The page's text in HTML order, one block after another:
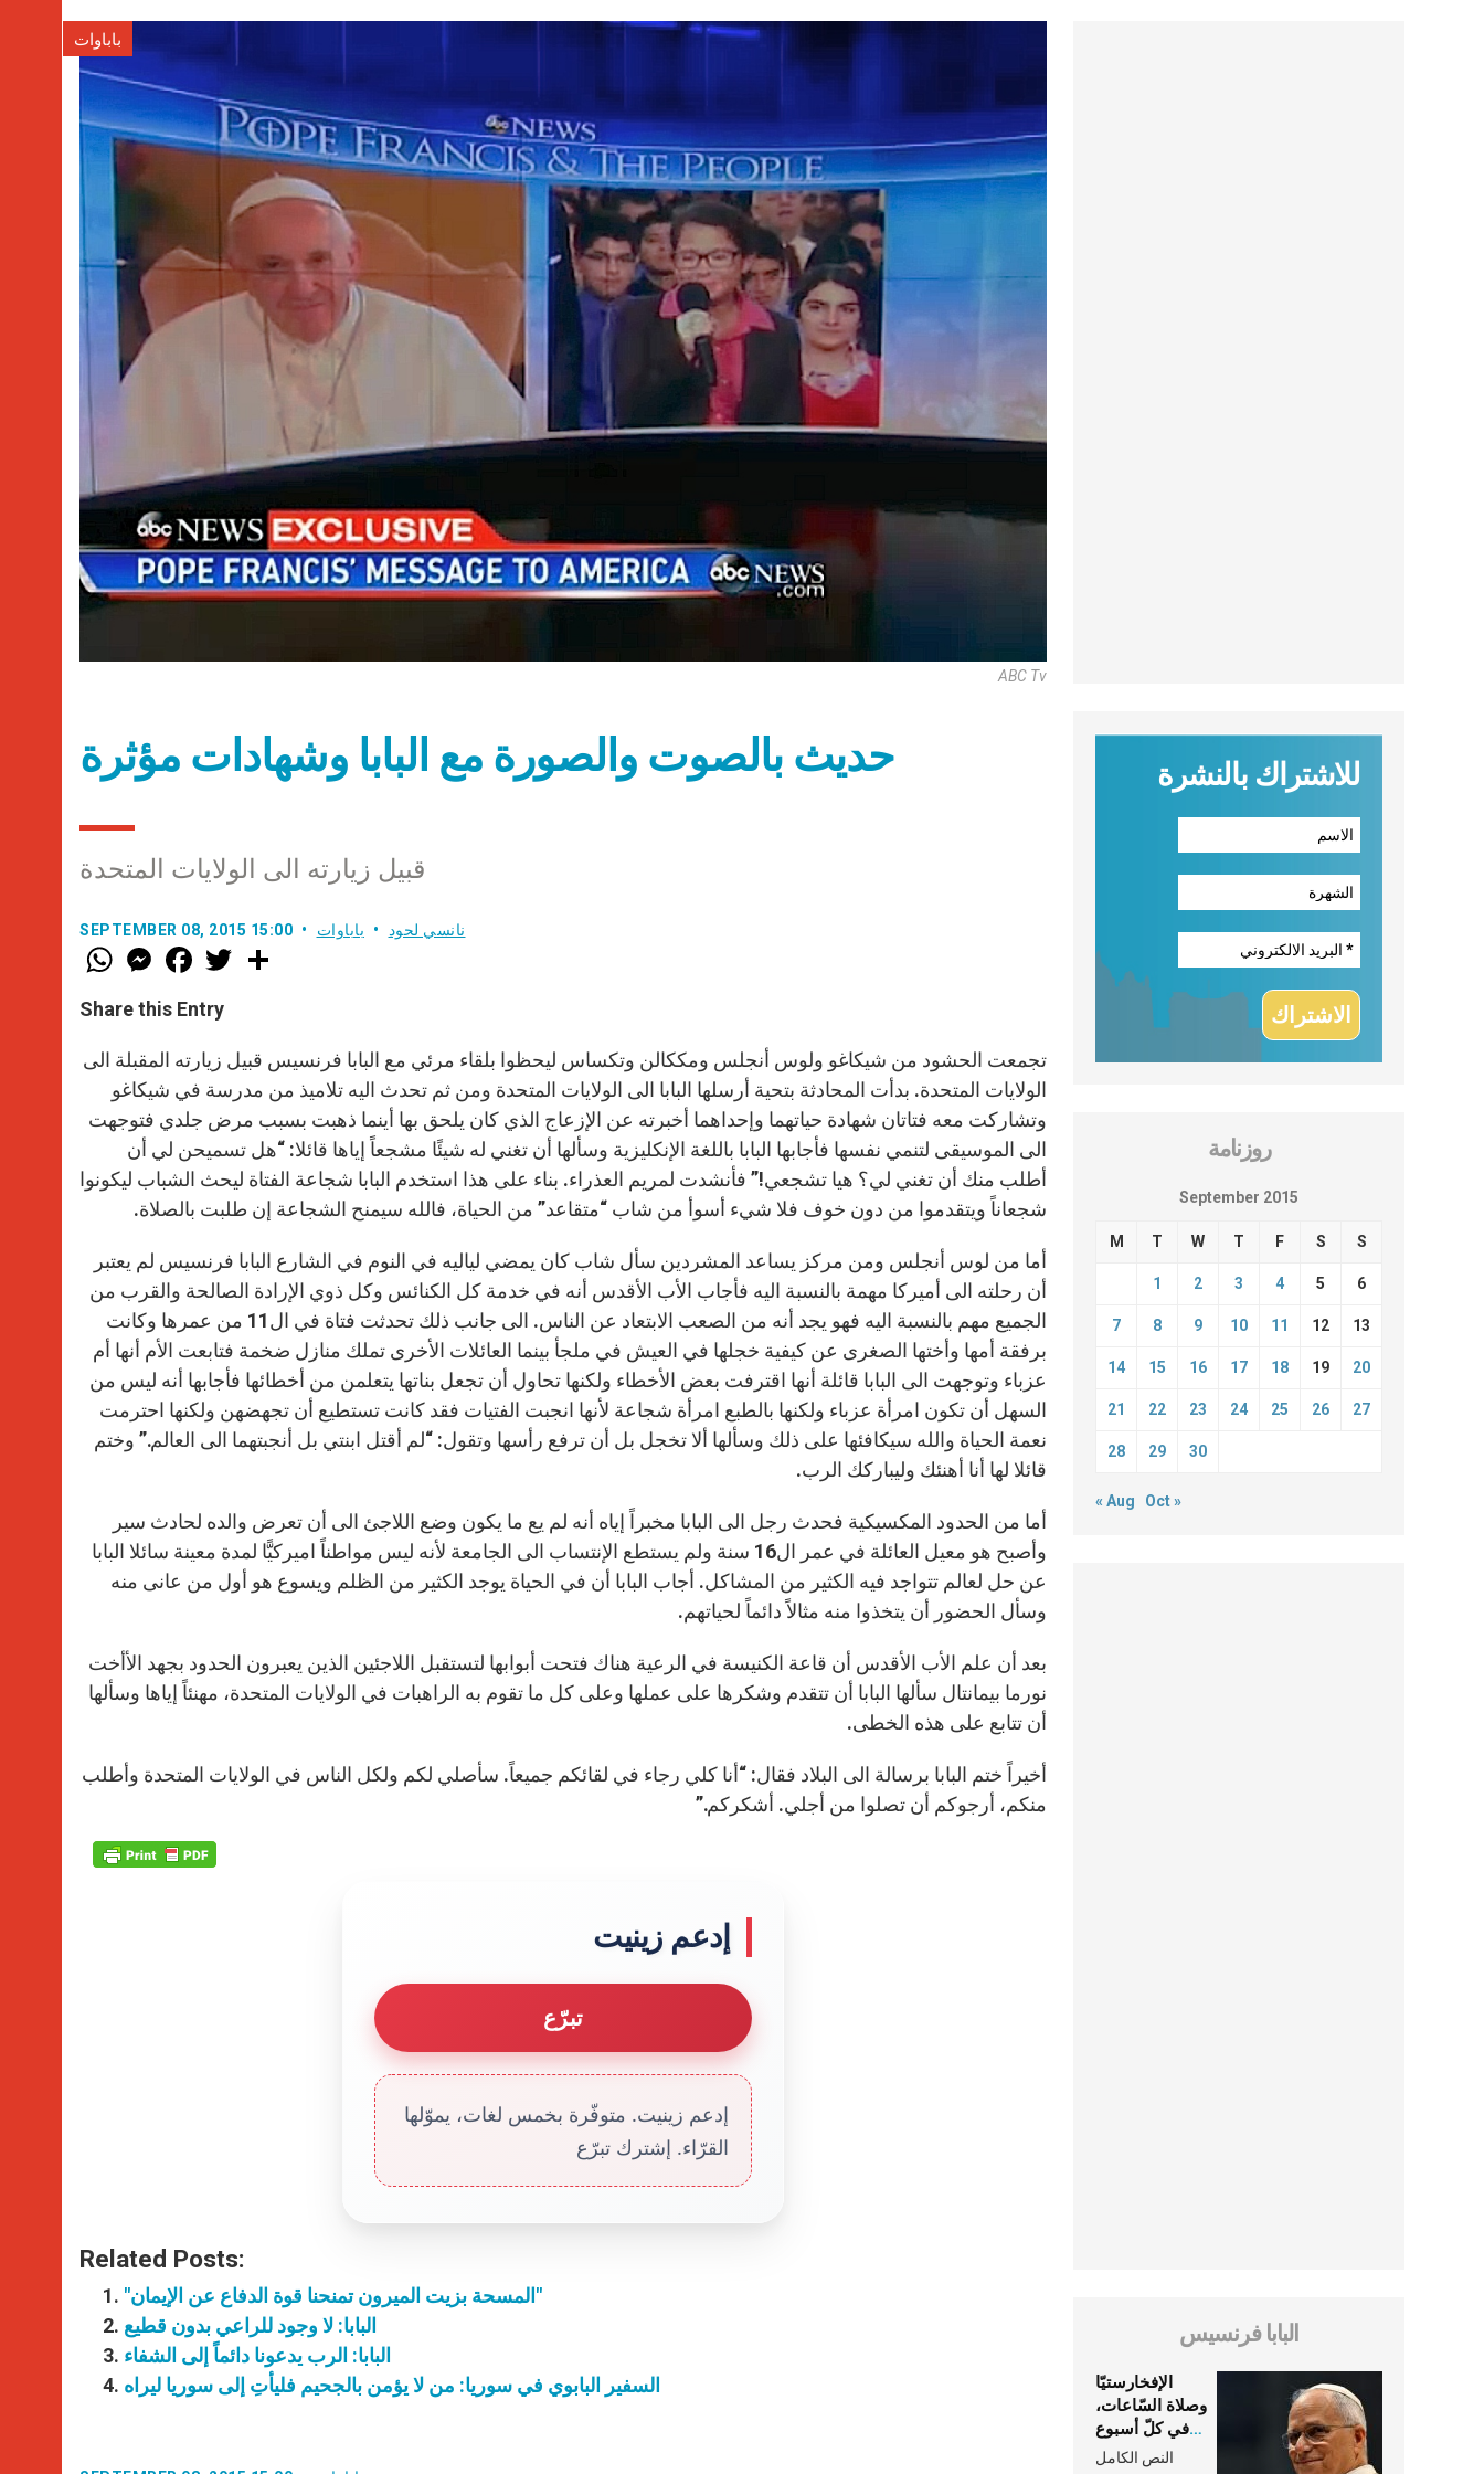
باباوات
ABC Tv
حديث بالصوت والصورة مع البابا وشهادات مؤثرة
قبيل زيارته الى الولايات المتحدة
SEPTEMBER 08, 2015 15:00 نانسي لحود باباوات
W
h
t
s
p
p
M
e
s
e
g
e
r
F
a
e
b
o
k
w
r
Share this Entry
تجمعت الحشود من شيكاغو ولوس أنجلس ومككالن وتكساس ليحظوا بلقاء مرئي مع البابا فرنسيس قبيل زيارته المقبلة الى
الولايات المتحدة. بدأت المحادثة بتحية أرسلها البابا الى الولايات المتحدة ومن ثم تحدث اليه تلاميذ من مدرسة في شيكاغو
وتشاركت معه فتاتان شهادة حياتهما وإحداهما أخبرته عن الإزعاج الذي كان يلحق بها أينما ذهبت بسبب مرض جلدي فتوجهت
الى الموسيقى لتنمي نفسها فأجابها البابا باللغة الإنكليزية وسألها أن تغني له شيئًا مشجعاً إياها قائلا: “هل تسميحن لي أن
أطلب منك أن تغني لي؟ هيا تشجعي!” فأنشدت لمريم العذراء. بناء على هذا استخدم البابا شجاعة الفتاة ليحث الشباب ليكونوا
شجعاناً ويتقدموا من دون خوف فلا شيء أسوأ من شاب “متقاعد” من الحياة، فالله سيمنح الشجاعة إن طلبت بالصلاة.
أما من لوس أنجلس ومن مركز يساعد المشردين سأل شاب كان يمضي لياليه في النوم في الشارع البابا فرنسيس لم يعتبر
أن رحلته الى أميركا مهمة بالنسبة اليه فأجاب الأب الأقدس أنه في خدمة كل الكنائس وكل ذوي الإرادة الصالحة والقرب من
الجميع مهم بالنسبة اليه فهو يجد أنه من الصعب الابتعاد عن الناس. الى جانب ذلك تحدثت فتاة في ال11 من عمرها وكانت
برفقة أمها وأختها الصغرى عن كيفية خجلها في العيش في ملجأ بينما العائلات الأخرى تملك منازل ضخمة فتابعت الأم أنها أم
عزباء وتوجهت الى البابا قائلة أنها اقترفت بعض الأخطاء ولكنها تحاول أن تجعل بناتها يتعلمن من أخطائها فأجابها أنه ليس من
السهل أن تكون امرأة عزباء ولكنها بالطبع امرأة شجاعة لأنها انجبت الفتيات فقد كانت تستطيع أن تجهضهن ولكنها احترمت
نعمة الحياة والله سيكافئها على ذلك وسألها ألا تخجل بل أن ترفع رأسها وتقول: “لم أقتل ابنتي بل أنجبتهما الى العالم.” وختم
قائلا لها أنا أهنئك وليباركك الرب.
أما من الحدود المكسيكية فحدث رجل الى البابا مخبراً إياه أنه لم يع ما يكون وضع اللاجئ الى أن تعرض والده لحادث سير
وأصبح هو معيل العائلة في عمر ال16 سنة ولم يستطع الإنتساب الى الجامعة لأنه ليس مواطناً اميركيًّا لمدة معينة سائلا البابا
عن حل لعالم تتواجد فيه الكثير من المشاكل. أجاب البابا أن في الحياة يوجد الكثير من الظلم ويسوع هو أول من عانى منه
وسأل الحضور أن يتخذوا منه مثالاً دائماً لحياتهم.
بعد أن علم الأب الأقدس أن قاعة الكنيسة في الرعية هناك فتحت أبوابها لتستقبل اللاجئين الذين يعبرون الحدود بجهد الأأخت
نورما بيمانتال سألها البابا أن تتقدم وشكرها على عملها وعلى كل ما تقوم به الراهبات في الولايات المتحدة، مهنئاً إياها وسألها
أن تتابع على هذه الخطى.
أخيراً ختم البابا برسالة الى البلاد فقال: “أنا كلي رجاء في لقائكم جميعاً. سأصلي لكم ولكل الناس في الولايات المتحدة وأطلب
منكم، أرجوكم أن تصلوا من أجلي. أشكركم.”
إدعم زينيت
تبرّع
إدعم زينيت. متوفّرة بخمس لغات، يموّلها
القرّاء. إشترك تبرّع
Related Posts:
"المسحة بزيت الميرون تمنحنا قوة الدفاع عن الإيمان"
البابا: لا وجود للراعي بدون قطيع
البابا: الرب يدعونا دائماً إلى الشفاء
السفير البابوي في سوريا: من لا يؤمن بالجحيم فليأتِ إلى سوريا ليراه
للاشتراك بالنشرة
روزنامة
September 2015
M T W T F S S
1 2 3 4 5 6
7 8 9 10 11 12 13
14 15 16 17 18 19 20
21 22 23 24 25 26 27
28 29 30
« Aug Oct »
البابا فرنسيس
الإفخارستيّا
وصلاة السّاعات،
في كلّ أسبوع
وكلّ يوم، هما
النص الكامل